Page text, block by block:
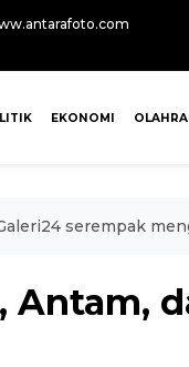
EKONOMI
serempak
Antam,